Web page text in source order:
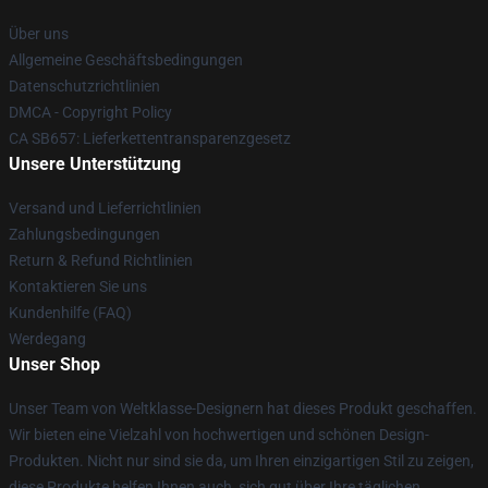
Über uns
Allgemeine Geschäftsbedingungen
Datenschutzrichtlinien
DMCA - Copyright Policy
CA SB657: Lieferkettentransparenzgesetz
Unsere Unterstützung
Versand und Lieferrichtlinien
Zahlungsbedingungen
Return & Refund Richtlinien
Kontaktieren Sie uns
Kundenhilfe (FAQ)
Werdegang
Unser Shop
Unser Team von Weltklasse-Designern hat dieses Produkt geschaffen.
Wir bieten eine Vielzahl von hochwertigen und schönen Design-
Produkten. Nicht nur sind sie da, um Ihren einzigartigen Stil zu zeigen,